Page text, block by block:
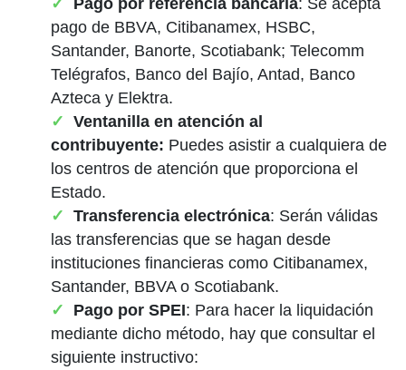
pago de BBVA, Citibanamex, HSBC,
Santander, Banorte, Scotiabank; Telecomm
Telégrafos, Banco del Bajío, Antad, Banco
Azteca y Elektra.
Ventanilla en atención al
contribuyente: Puedes asistir a cualquiera de
los centros de atención que proporciona el
Estado.
Transferencia electrónica: Serán válidas
las transferencias que se hagan desde
instituciones financieras como Citibanamex,
Santander, BBVA o Scotiabank.
Pago por SPEI: Para hacer la liquidación
mediante dicho método, hay que consultar el
siguiente instructivo: